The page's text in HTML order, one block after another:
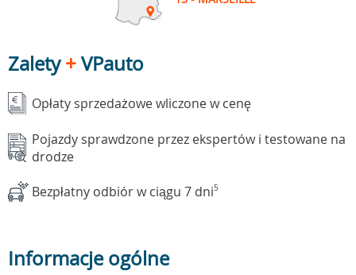
Zalety+VPauto
Opłaty sprzedażowe wliczone w cenę
Pojazdy sprawdzone przez ekspertów i testowane na
drodze
Bezpłatny odbiór w ciągu 7 dni5
Informacje ogólne